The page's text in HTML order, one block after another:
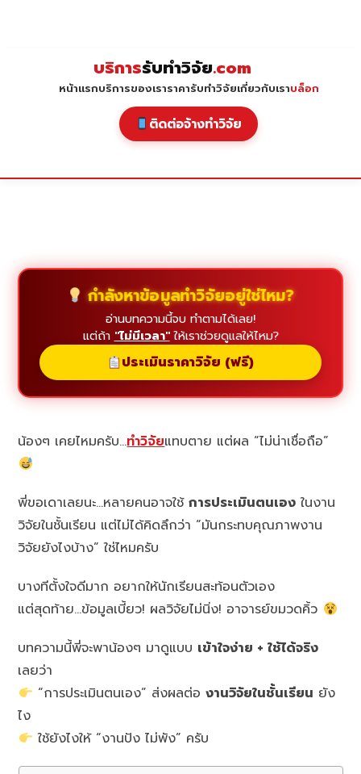
บริการรับทำวิจัย.com
หน้าแรกบริการของเราราคารับทำวิจัยเกี่ยวกับเราบล็อก
ติดต่อจ้างทำวิจัย
กำลังหาข้อมูลทำวิจัยอยู่ใช่ไหม?
อ่านบทความนี้จบ ทำตามได้เลย!
แต่ถ้า "ไม่มีเวลา"ให้เราช่วยดูแลให้ไหม?
ประเมินราคาวิจัย (ฟรี)
น้องๆ เคยไหมครับ…ทำวิจัยแทบตาย แต่ผล “ไม่น่าเชื่อถือ”
พี่ขอเดาเลยนะ…หลายคนอาจใช้การประเมินตนเอง ในงาน
วิจัยในชั้นเรียน แต่ไม่ได้คิดลึกว่า “มันกระทบคุณภาพงาน
วิจัยยังไงบ้าง” ใช่ไหมครับ
บางทีตั้งใจดีมาก อยากให้นักเรียนสะท้อนตัวเอง
แต่สุดท้าย…ข้อมูลเบี้ยว! ผลวิจัยไม่นิ่ง! อาจารย์ขมวดคิ้ว
บทความนี้พี่จะพาน้องๆ มาดูแบบ เข้าใจง่าย + ใช้ได้จริง
เลยว่า
“การประเมินตนเอง” ส่งผลต่อ งานวิจัยในชั้นเรียน ยัง
ไง
ใช้ยังไงให้ “งานปัง ไม่พัง” ครับ